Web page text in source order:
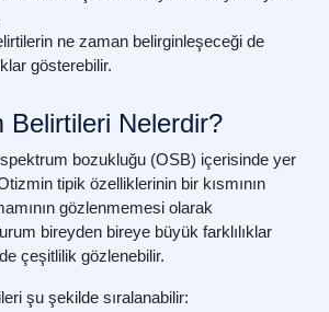
ne zaman belirginleşeceği de
gösterebilir.
Belirtileri Nelerdir?
bozukluğu (OSB) içerisinde yer
tipik özelliklerinin bir kısmının
gözlenmemesi olarak
bireyden bireye büyük farklılıklar
çeşitlilik gözlenebilir.
şu şekilde sıralanabilir: